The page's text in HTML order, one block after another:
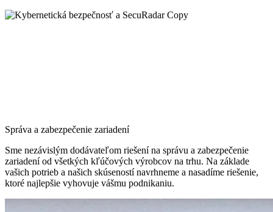
Správa a zabezpečenie zariadení
Sme nezávislým dodávateľom riešení na správu a zabezpečenie
zariadení od všetkých kľúčových výrobcov na trhu. Na základe
vašich potrieb a našich skúseností navrhneme a nasadíme riešenie,
ktoré najlepšie vyhovuje vášmu podnikaniu.